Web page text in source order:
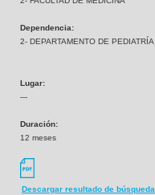
Dependencia:
2- DEPARTAMENTO DE PEDIATRÍA
Lugar:
---
Duración:
12 meses
Descargar resultado de búsqueda